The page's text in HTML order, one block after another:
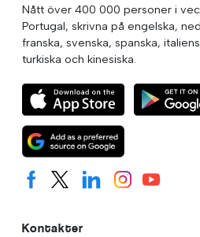
Nått över 400 000 personer i
Portugal, skrivna på engelska,
franska, svenska, spanska,
turkiska och kinesiska.
Kontakter